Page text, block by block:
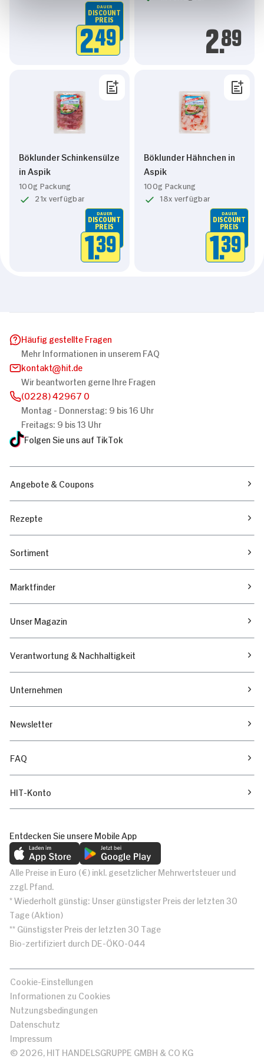
DAUER
DISCOUNT
PREIS
2.49 2.89
Böklunder Schinkensülze
in Aspik
100g Packung
21x verfügbar
DAUER
DISCOUNT
PREIS
1.39
Böklunder Hähnchen in
Aspik
100g Packung
18x verfügbar
DAUER
DISCOUNT
PREIS
1.39
Häufig gestellte Fragen
Mehr Informationen in unserem FAQ
kontakt
hit.de
Wir beantworten gerne Ihre Fragen
(0228) 42967 0
Montag - Donnerstag: 9 bis 16 Uhr
Freitags: 9 bis 13 Uhr
Folgen Sie uns auf TikTok
Angebote & Coupons
Rezepte
Sortiment
Marktfinder
Unser Magazin
Verantwortung & Nachhaltigkeit
Unternehmen
Newsletter
FAQ
HIT-Konto
Entdecken Sie unsere Mobile App
Alle Preise in Euro (€) inkl. gesetzlicher Mehrwertsteuer und
zzgl. Pfand.
* Wiederholt günstig: Unser günstigster Preis der letzten 30
Tage (Aktion)
** Günstigster Preis der letzten 30 Tage
Bio-zertifiziert durch DE-ÖKO-044
Cookie-Einstellungen
Informationen zu Cookies
Nutzungsbedingungen
Datenschutz
Impressum
© 2026, HIT HANDELSGRUPPE GMBH & CO KG